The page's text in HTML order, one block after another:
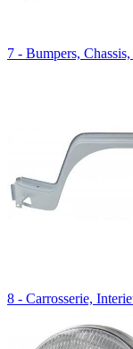
7 - Bumpers,
8 - Carrosserie,